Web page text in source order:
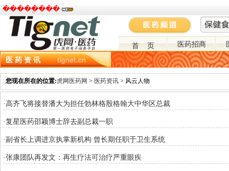
�����ֻ���
首 页 医药招商
医 药 资 讯
资讯主页 市场分析 政策环境 医药营销
您现在所在的位置:虎网医药网 > 医药资讯 > 风云人物
·高齐飞将接替潘大为担任勃林格殷格翰大中华区总裁
·复星医药邵颖博士辞去副总裁一职
·副省长上调进京执掌新机构 曾长期任职于卫生系统
·张康团队再发文：再生疗法可治疗严重眼疾